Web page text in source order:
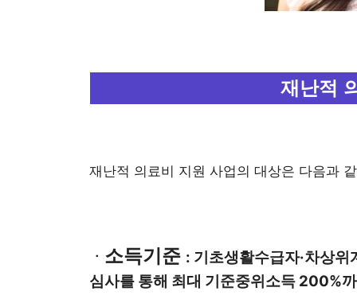
재난적
재난적 의료비 지원 사업의 대상은 다음과
ㆍ 소득기준 : 기초생활수급자·차상
심사를 통해 최대 기준중위소득 200%